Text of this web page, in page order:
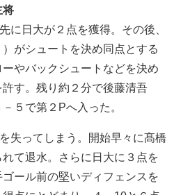
将
に日大が２点を獲得。その後、
がシュートを決め同点とする
やバックシュートなどを決め
す。残り約２分で後藤清吾
５で第２Pへ入った。
失ってしまう。開始早々に髙橋
て退水。さらに日大に３点を
ール前の堅いディフェンスを